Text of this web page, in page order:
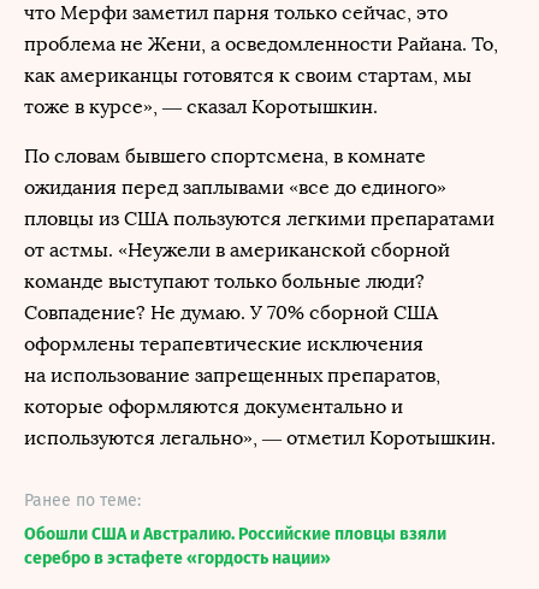
что Мерфи заметил парня только сейчас, это
проблема не Жени, а осведомленности Райана. То,
как американцы готовятся к своим стартам, мы
тоже в курсе», — сказал Коротышкин.
По словам бывшего спортсмена, в комнате
ожидания перед заплывами «все до единого»
пловцы из США пользуются легкими препаратами
от астмы. «Неужели в американской сборной
команде выступают только больные люди?
Совпадение? Не думаю. У 70% сборной США
оформлены терапевтические исключения
на использование запрещенных препаратов,
которые оформляются документально и
используются легально», — отметил Коротышкин.
Ранее по теме:
Обошли США и Австралию. Российские пловцы взяли
серебро в эстафете «гордость нации»